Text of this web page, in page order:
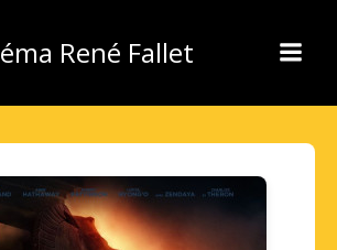
contenu
René Fallet